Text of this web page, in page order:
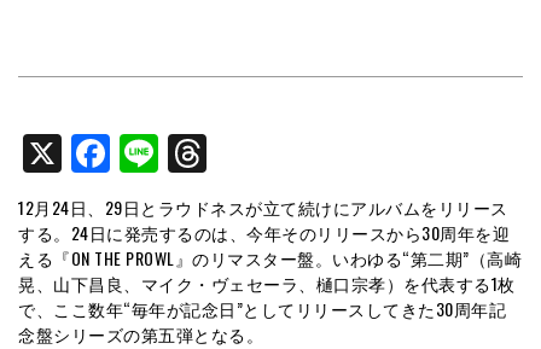
X Facebook
Line
12月24日、29日とラウドネスが立て続けにアルバムをリリース
する。24日に発売するのは、今年そのリリースから30周年を迎
える『ON THE PROWL』のリマスター盤。いわゆる“第二期”（高崎
晃、山下昌良、マイク・ヴェセーラ、樋口宗孝）を代表する1枚
で、ここ数年“毎年が記念日”としてリリースしてきた30周年記
念盤シリーズの第五弾となる。